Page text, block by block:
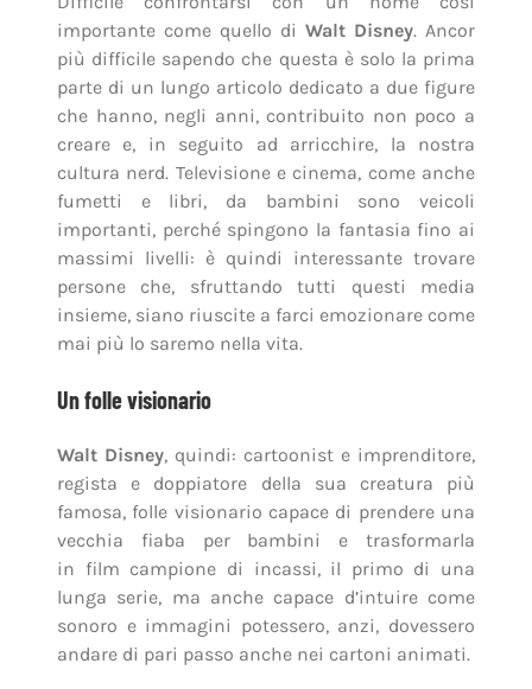
importante come quello diWalt Disney. Ancor
più difficile sapendo che questa è solo la prima
parte di un lungo articolo dedicato a due figure
che hanno, negli anni, contribuito non poco a
creare e, in seguito ad arricchire, la nostra
cultura nerd. Televisione e cinema, come anche
fumetti e libri, da bambini sono veicoli
importanti, perché spingono la fantasia fino ai
massimi livelli: è quindi interessante trovare
persone che, sfruttando tutti questi media
insieme, siano riuscite a farci emozionare come
mai più lo saremo nella vita.
Un folle visionario
Walt Disney, quindi: cartoonist e imprenditore,
regista e doppiatore della sua creatura più
famosa, folle visionario capace di prendere una
vecchia fiaba per bambini e trasformarla
in film campione di incassi, il primo di una
lunga serie, ma anche capace d’intuire come
sonoro e immagini potessero, anzi, dovessero
andare di pari passo anche nei cartoni animati.